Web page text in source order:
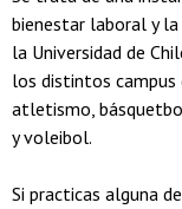
bienestar laboral y
la Universidad de
los distintos campus
atletismo,
y voleibol.
Si practicas alguna